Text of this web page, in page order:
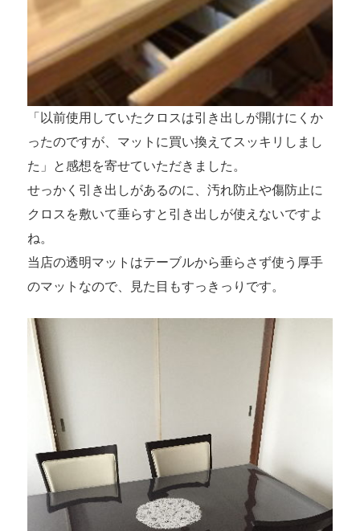
「以前使用していたクロスは引き出しが開けにくか
ったのですが、マットに買い換えてスッキリしまし
た」と感想を寄せていただきました。
せっかく引き出しがあるのに、汚れ防止や傷防止に
クロスを敷いて垂らすと引き出しが使えないですよ
ね。
当店の透明マットはテーブルから垂らさず使う厚手
のマットなので、見た目もすっきっりです。